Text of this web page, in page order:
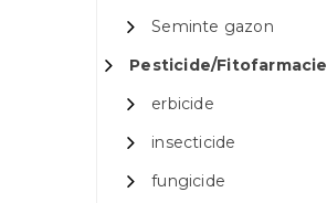
Seminte gazon
Pesticide/Fitofarmacie
erbicide
insecticide
fungicide